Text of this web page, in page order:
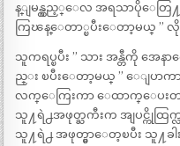
န္ျမန္လွည့္ေလ အရသာပိုေတြ႔လာ
ကြၽန္ေတာ္ၿပီးေတာ့မယ္ ”
သူကရပ္ၿပီး ” သား အန္တီကို အေန
ည္း ၿပီးေတာ့မယ္ ” ေျပာက
လက္ေကြးကာ ေထာက္ေပးတ
သူ႔ရဲ႕အဖုတ္ႀကီးက အျပင္ကိုထ
သူ႔ရဲ႕ အဖုတ္မွာေတ့ၿပီး သူ႔ခ